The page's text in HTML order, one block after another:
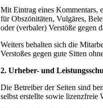
Mit Eintrag eines Kommentars,
für Obszönitäten, Vulgäres,
oder (verbaler) Verstöße gegen
Weiters behalten sich die
Verstoßes gegen gute Sitten
2. Urheber- und
Die Betreiber der Seiten sind
selbst erstellte sowie lizenzfreie